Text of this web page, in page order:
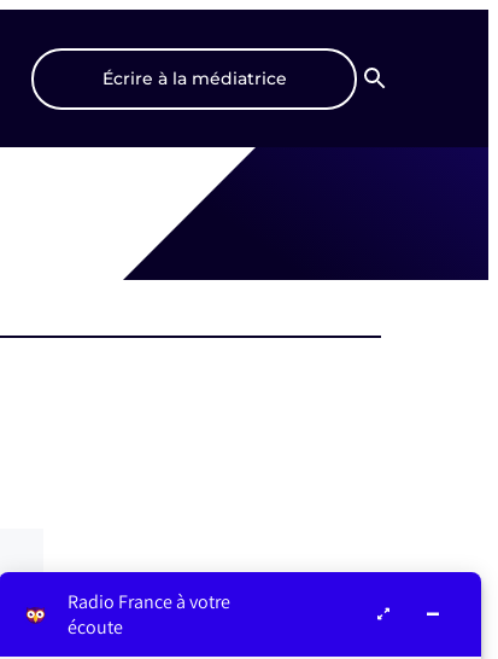
Écrire à la médiatrice
Recherche
Radio France à votre
écoute